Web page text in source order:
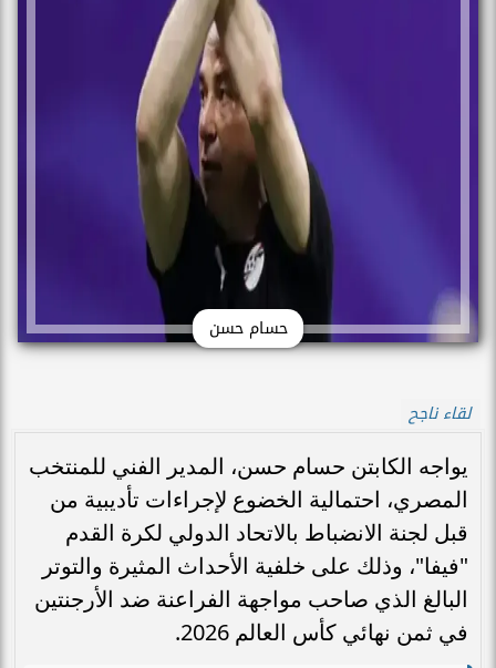
حسام حسن
لقاء ناجح
يواجه الكابتن حسام حسن، المدير الفني للمنتخب
المصري، احتمالية الخضوع لإجراءات تأديبية من
قبل لجنة الانضباط بالاتحاد الدولي لكرة القدم
"فيفا"، وذلك على خلفية الأحداث المثيرة والتوتر
البالغ الذي صاحب مواجهة الفراعنة ضد الأرجنتين
في ثمن نهائي كأس العالم 2026.